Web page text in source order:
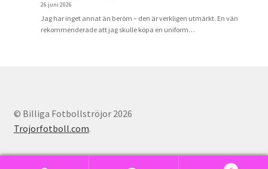
26 juni 2026
Jag har inget annat än beröm – den är verkligen utmärkt. En vän
rekommenderade att jag skulle köpa en uniform…
© Billiga Fotbollströjor 2026
Trojorfotboll.com.